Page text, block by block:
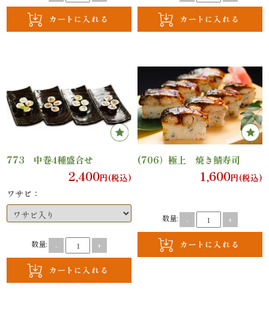
ン
米
と
お
メ
773 中巻4種盛合せ
2,400円(税込)
ワサビ：
数量: - +
(706）極上 焼き鯖寿司
1,600円(税込)
数量: - +